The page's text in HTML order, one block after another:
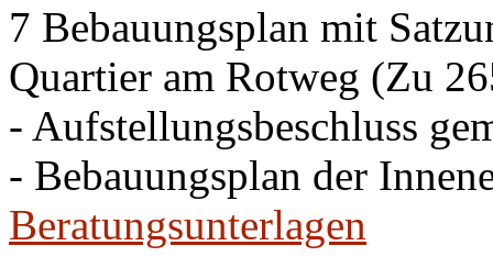
7 Bebauungsplan mit
Quartier am Rotweg (Zu
- Aufstellungsbeschluss
- Bebauungsplan der
Beratungsunterlagen